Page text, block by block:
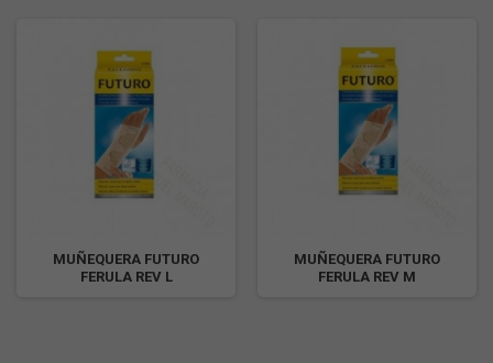
MUÑEQUERA FUTURO
FERULA REV L
MUÑEQUERA FUTURO
FERULA REV M